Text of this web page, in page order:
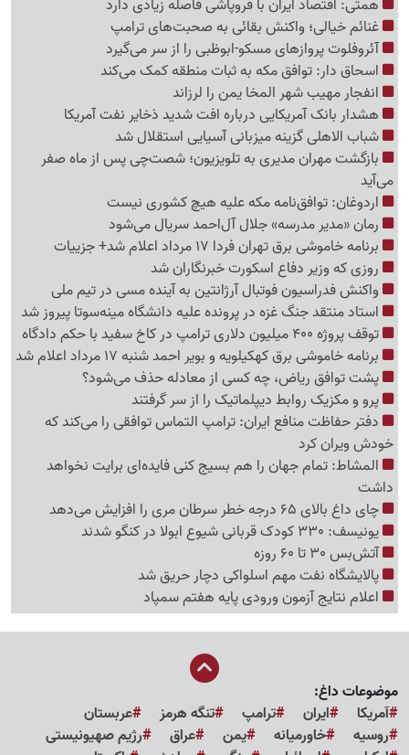
همتی: اقتصاد ایران با فروپاشی فاصله زیادی دارد
غنائم خیالی؛ واکنش بقائی به صحبت‌های ترامپ
آئروفلوت پروازهای مسکو-ابوظبی را از سر می‌گیرد
اسحاق دار: توافق مکه به ثبات منطقه کمک می‌کند
انفجار مهیب شهر المخا یمن را لرزاند
هشدار بانک آمریکایی درباره افت شدید ذخایر نفت آمریکا
شباب الاهلی گزینه میزبانی آسیایی استقلال شد
بازگشت مهران مدیری به تلویزیون؛ شصت‌چی پس از ماه صفر
می‌آید
اردوغان: توافق‌نامه مکه علیه هیچ کشوری نیست
رمان «مدیر مدرسه» جلال آل‌احمد سریال می‌شود
برنامه خاموشی برق تهران فردا 17 مرداد اعلام شد+ جزییات
روزی که وزیر دفاع اسکورت خبرنگاران شد
واکنش فدراسیون فوتبال آرژانتین به آینده مسی در تیم ملی
استاد منتقد جنگ غزه در پرونده علیه دانشگاه مینه‌سوتا پیروز شد
توقف پروژه 400 میلیون دلاری ترامپ در کاخ سفید با حکم دادگاه
برنامه خاموشی برق کهکیلویه و بویر احمد شنبه 17 مرداد اعلام شد
پشت توافق ریاض، چه کسی از معادله حذف می‌شود؟
پرو و مکزیک روابط دیپلماتیک را از سر گرفتند
دفتر حفاظت منافع ایران: ترامپ التماس توافقی را می‌کند که
خودش ویران کرد
المشاط: تمام جهان را هم بسیج کنی فایده‌ای برایت نخواهد
داشت
چای داغ بالای 65 درجه خطر سرطان مری را افزایش می‌دهد
یونیسف: 330 کودک قربانی شیوع ابولا در کنگو شدند
آتش‌بس 30 تا 60 روزه
پالایشگاه نفت مهم اسلواکی دچار حریق شد
اعلام نتایج آزمون ورودی پایه هفتم سمپاد
موضوعات داغ:
آمریکا
ایران ترامپ تنگه هرمز
عربستان
روسیه
خاورمیانه یمن عراق
رژیم صهیونیستی